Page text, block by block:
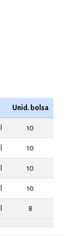
Unid. bolsa
10
10
10
10
8